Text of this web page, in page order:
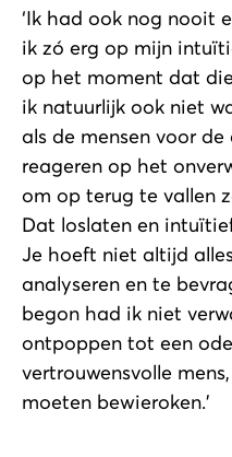
‘Ik had ook nog nooit
ik zó erg op mijn
op het moment dat
ik natuurlijk ook niet
als de mensen voor
reageren op het
om op terug te vallen
Dat loslaten en
Je hoeft niet altijd
analyseren en te
begon had ik niet
ontpoppen tot een
vertrouwensvolle
moeten bewieroken.’